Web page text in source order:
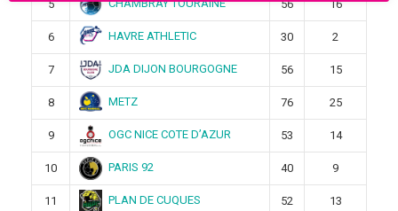
5 CHAMBRAY TOURAINE 56 16
6 HAVRE ATHLETIC 30 2
7 JDA DIJON BOURGOGNE 56 15
8 METZ 76 25
9 OGC NICE COTE D’AZUR 53 14
10 PARIS 92 40 9
11 PLAN DE CUQUES 52 13